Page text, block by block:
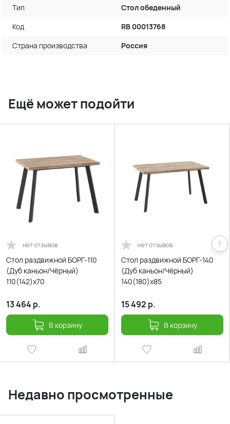
Тип
Стол обеденный
Код
RB 00013768
Страна производства
Россия
Ещё может подойти
нет отзывов
Стол раздвижной БОРГ-110
(Дуб каньон/Чёрный)
110(142)х70
13 464 р.
В корзину
нет отзывов
Стол раздвижной БОРГ-140
(Дуб каньон/Чёрный)
140(180)х85
15 492 р.
В корзину
Недавно просмотренные